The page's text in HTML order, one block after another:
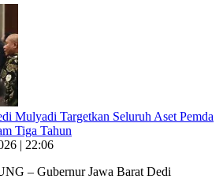
Mulyadi Targetkan Seluruh Aset Pemda
Tiga Tahun
| 22:06
– Gubernur Jawa Barat Dedi